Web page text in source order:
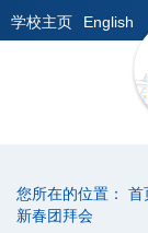
学校主页 English
您所在的位置： 首
新春团拜会